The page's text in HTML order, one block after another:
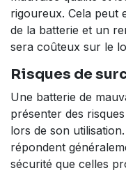
rigoureux. Cela peut
de la batterie et un
sera coûteux sur le
Risques de
Une batterie de
présenter des
lors de son
répondent
sécurité que celles